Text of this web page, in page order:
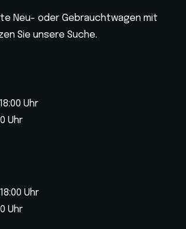
Neu- oder Gebrauchtwagen mit
Sie unsere Suche.
Uhr
Uhr
Uhr
Uhr